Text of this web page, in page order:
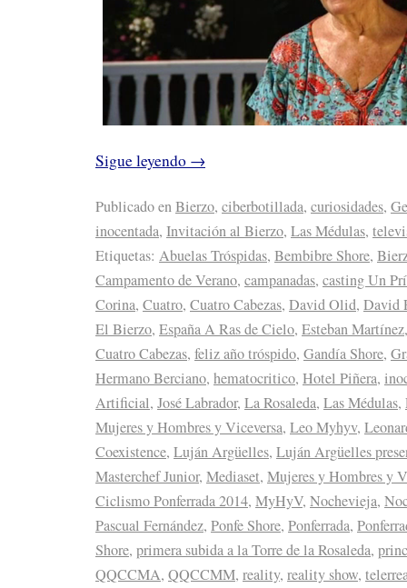
Sigue leyendo →
Publicado enBierzo, ciberbotillada, curiosidades,
inocentada, Invitación al Bierzo, Las Médulas,
Etiquetas: Abuelas Tróspidas, Bembibre Shore,
Campamento de Verano, campanadas, casting Un
Corina, Cuatro, Cuatro Cabezas, David Olid, David
El Bierzo, España A Ras de Cielo, Esteban Martínez
Cuatro Cabezas, feliz año tróspido, Gandía Shore,
Hermano Berciano, hematocritico, Hotel Piñera,
Artificial, José Labrador, La Rosaleda, Las Médulas,
Mujeres y Hombres y Viceversa, Leo Myhyv,
Coexistence, Luján Argüelles, Luján Argüelles
Masterchef Junior, Mediaset, Mujeres y Hombres y
Ciclismo Ponferrada 2014, MyHyV, Nochevieja,
Pascual Fernández, Ponfe Shore, Ponferrada,
Shore, primera subida a la Torre de la Rosaleda,
QQCCMA, QQCCMM, reality, reality show,